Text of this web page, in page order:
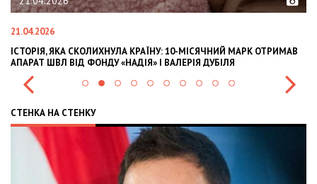
21.04.2026
ІСТОРІЯ, ЯКА СКОЛИХНУЛА КРАЇНУ: 10-МІСЯЧНИЙ МАРК ОТРИМАВ
АПАРАТ ШВЛ ВІД ФОНДУ «НАДІЯ» І ВАЛЕРІЯ ДУБІЛЯ
СТЕНКА НА СТЕНКУ